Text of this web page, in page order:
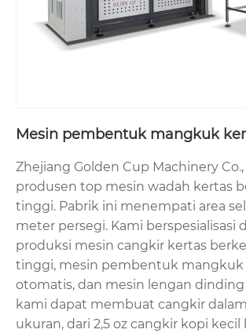
Mesin pembentuk mangkuk
Zhejiang Golden Cup Machinery
produsen top mesin wadah kertas
tinggi. Pabrik ini menempati area
meter persegi. Kami berspesialisasi
produksi mesin cangkir kertas
tinggi, mesin pembentuk mangkuk
otomatis, dan mesin lengan dinding
kami dapat membuat cangkir
ukuran, dari 2,5 oz cangkir kopi